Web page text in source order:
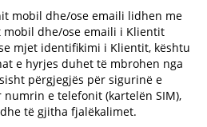
mobil dhe/ose emaili lidhen me
dhe/ose emaili i Klientit
mjet identifikimi i Klientit, kështu
e hyrjes duhet të mbrohen nga
përgjegjës për sigurinë e
e telefonit (kartelën SIM),
të gjitha fjalëkalimet.